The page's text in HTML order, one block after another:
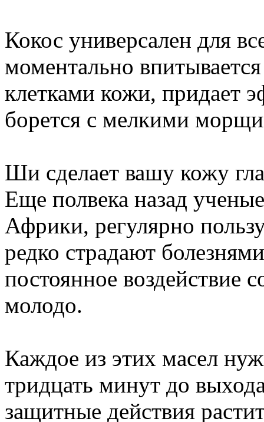
Кокос универсален для
моментально
клетками кожи, придает
борется с мелкими
Ши сделает вашу кожу
Еще полвека назад
Африки, регулярно
редко страдают
постоянное воздействие
молодо.
Каждое из этих масел
тридцать минут до
защитные действия